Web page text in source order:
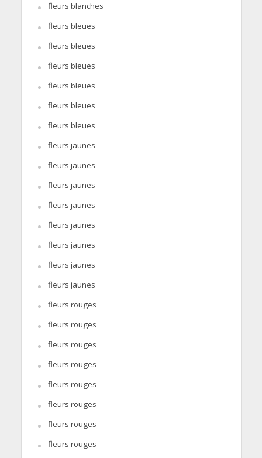
fleurs blanches
fleurs bleues
fleurs bleues
fleurs bleues
fleurs bleues
fleurs bleues
fleurs bleues
fleurs jaunes
fleurs jaunes
fleurs jaunes
fleurs jaunes
fleurs jaunes
fleurs jaunes
fleurs jaunes
fleurs jaunes
fleurs rouges
fleurs rouges
fleurs rouges
fleurs rouges
fleurs rouges
fleurs rouges
fleurs rouges
fleurs rouges